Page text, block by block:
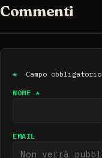
Commenti
* Campo obbligatorio
NOME *
EMAIL